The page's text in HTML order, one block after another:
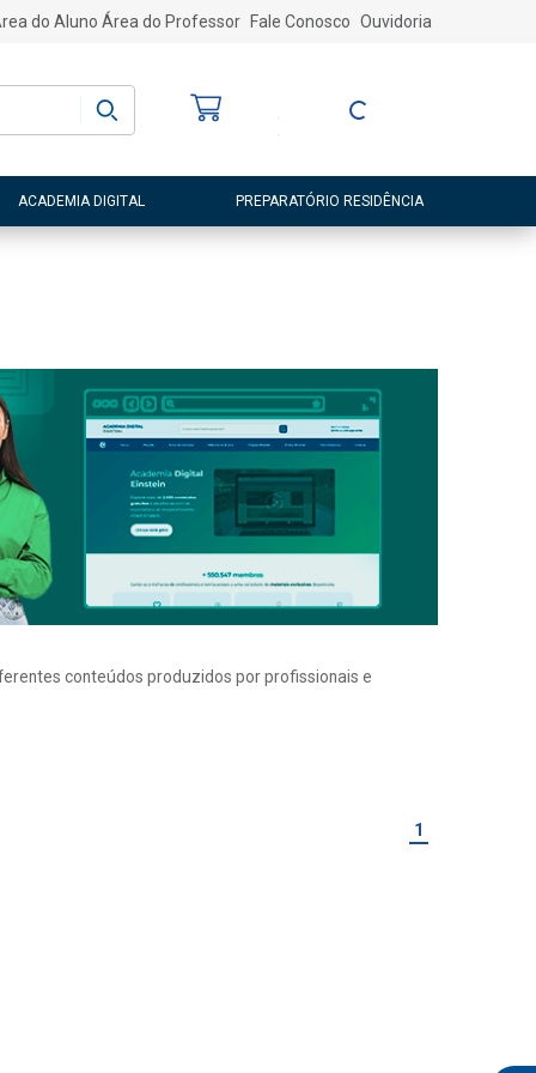
do Aluno Área do Professor Fale Conosco Ouvidoria
Entre ou Cadastre-
ACADEMIA DIGITAL PREPARATÓRIO RESIDÊNCIA
conteúdos produzidos por profissionais e
1